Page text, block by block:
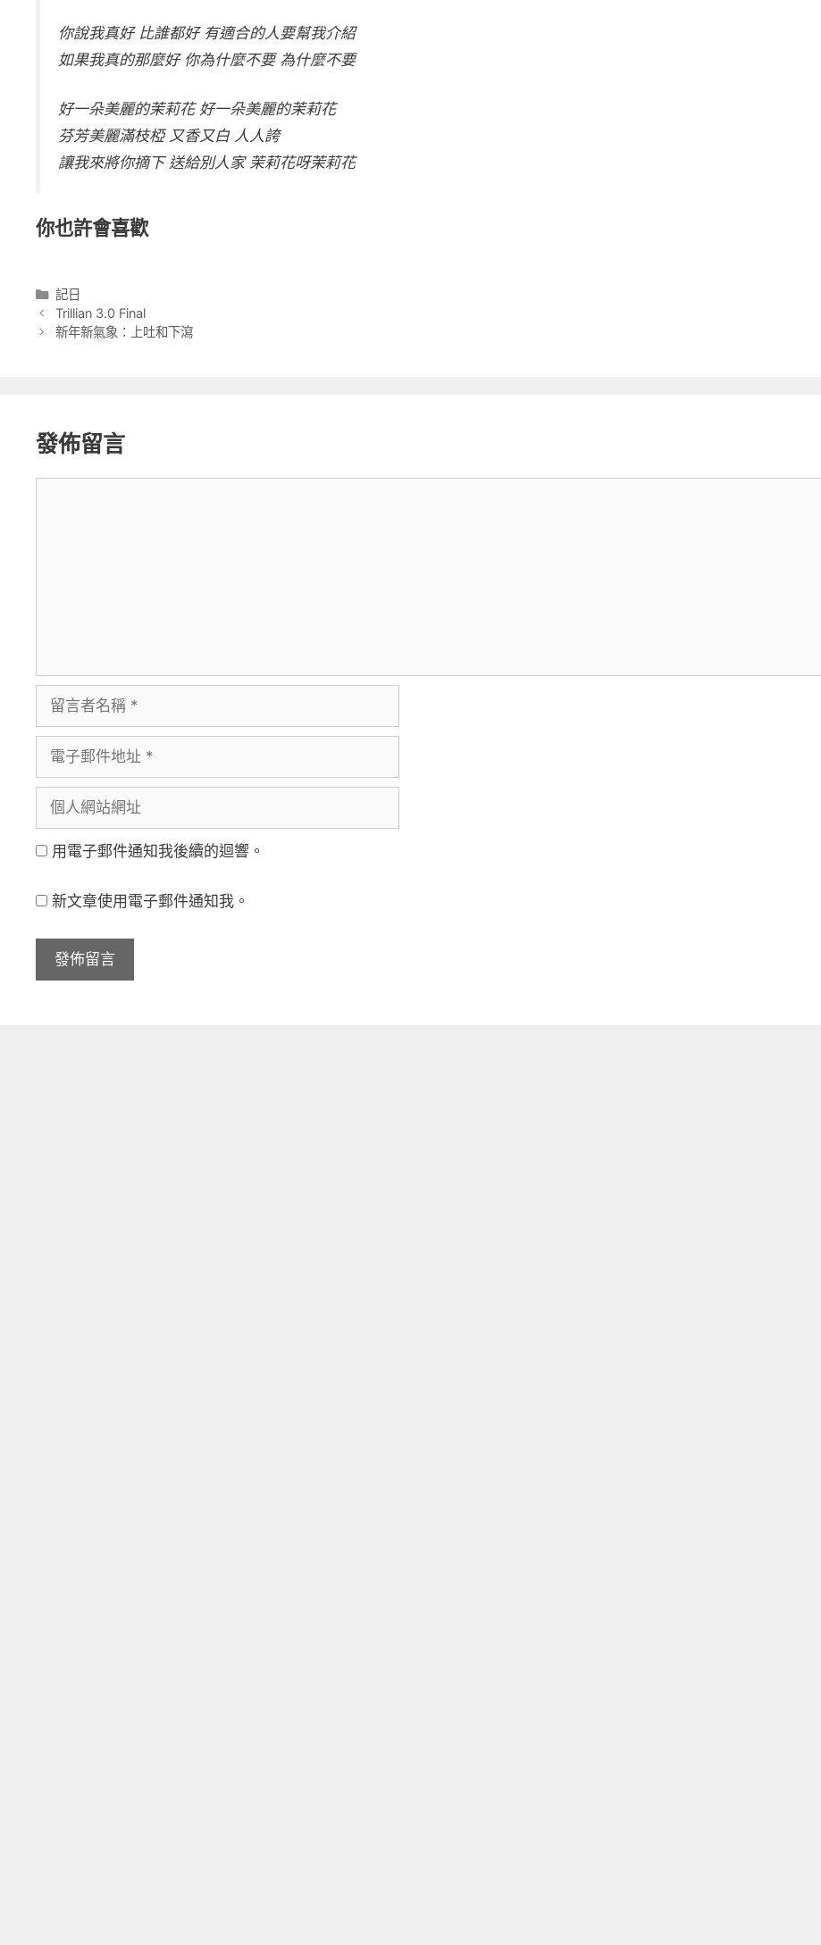
你說我真好 比誰都好 有適合的人要幫我介紹
如果我真的那麼好 你為什麼不要 為什麼不要
好一朵美麗的茉莉花 好一朵美麗的茉莉花
芬芳美麗滿枝椏 又香又白 人人誇
讓我來將你摘下 送給別人家 茉莉花呀茉莉花
你也許會喜歡
分
類
記日
Trillian 3.0 Final
新年新氣象：上吐和下瀉
發佈留言
言
名
子
件
地
人
網
網
用電子郵件通知我後續的迴響。
新文章使用電子郵件通知我。